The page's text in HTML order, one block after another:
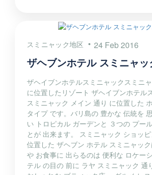
スミニャック地区 24 Feb 2016
ザヘブンホテル スミニャ
ザヘイブンホテルスミニャックスミニ
に位置したリゾート ザヘイブンホテル
スミニャック メイン 通り に位置した
タイプ です。バリ島の 豊かな 伝統を
い トロピカル ガーデンと ３つの プー
とが 出来ます。 スミニャック ショッ
位置した ザヘブン ホテル スミニャッ
や お食事に 出らるのは 便利な ロケー
テル の目の 前に ラヤ スミニャック 通